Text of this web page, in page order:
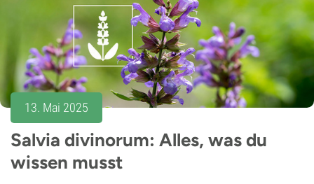
13. Mai 2025
Salvia divinorum: Alles, was du
wissen musst